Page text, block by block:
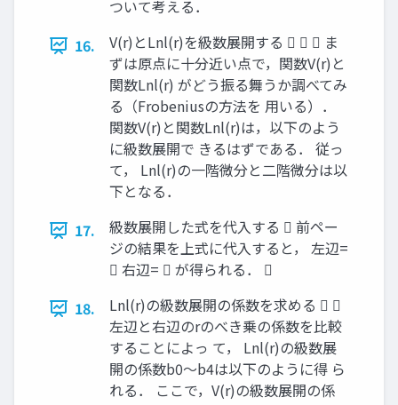
ついて考える．
16.
V(r)とLnl(r)を級数展開する    ま
ずは原点に十分近い点で，関数V(r)と
関数Lnl(r) がどう振る舞うか調べてみ
る（Frobeniusの方法を 用いる）．
関数V(r)と関数Lnl(r)は，以下のよう
に級数展開で きるはずである． 従っ
て， Lnl(r)の一階微分と二階微分は以
下となる．
17.
級数展開した式を代入する  前ペー
ジの結果を上式に代入すると， 左辺=
 右辺=  が得られる． 
18.
Lnl(r)の級数展開の係数を求める  
左辺と右辺のrのべき乗の係数を比較
することによっ て， Lnl(r)の級数展
開の係数b0～b4は以下のように得 ら
れる． ここで，V(r)の級数展開の係